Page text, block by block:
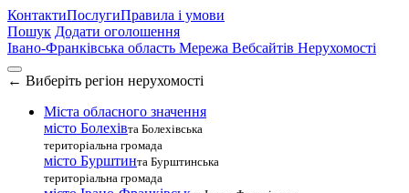
КонтактиПослугиПравила і умови
Пошук Додати оголошення
Івано-Франківська область Мережа Вебсайтів Нерухомості
← Виберіть регіон нерухомості
Міста обласного значення
місто Болехівта Болехівська
територіальна громада
місто Бурштинта Бурштинська
територіальна громада